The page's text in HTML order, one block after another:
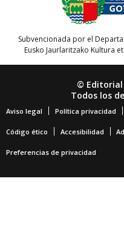
Subvencionada por el
Eusko Jaurlaritzako Kultura
© Editorial
Todos los
Aviso legal Política privacidad
Código ético Accesibilidad
Preferencias de privacidad